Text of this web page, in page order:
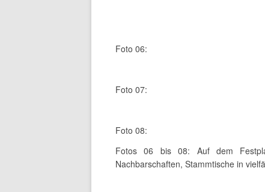
Foto 06:
Foto 07:
Foto 08:
Fotos 06 bis 08: Auf dem
Nachbarschaften, Stammtische in